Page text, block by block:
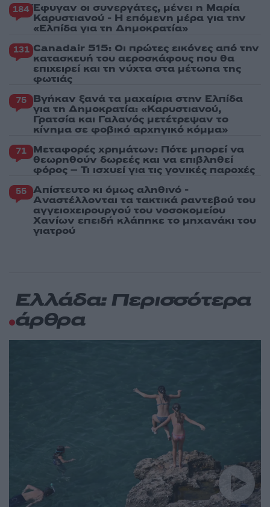
184 Έφυγαν οι συνεργάτες, μένει η Μαρία
Καρυστιανού - Η επόμενη μέρα για την
«Ελπίδα για τη Δημοκρατία»
131 Canadair 515: Οι πρώτες εικόνες από την
κατασκευή του αεροσκάφους που θα
επιχειρεί και τη νύχτα στα μέτωπα της
φωτιάς
75 Βγήκαν ξανά τα μαχαίρια στην Ελπίδα
για τη Δημοκρατία: «Καρυστιανού,
Γρατσία και Γαλανός μετέτρεψαν το
κίνημα σε φοβικό αρχηγικό κόμμα»
71 Μεταφορές χρημάτων: Πότε μπορεί να
θεωρηθούν δωρεές και να επιβληθεί
φόρος – Τι ισχυεί για τις γονικές παροχές
55 Απίστευτο κι όμως αληθινό -
Aναστέλλονται τα τακτικά ραντεβού του
αγγειοχειρουργού του νοσοκομείου
Χανίων επειδή κλάπηκε το μηχανάκι του
γιατρού
Ελλάδα: Περισσότερα
άρθρα